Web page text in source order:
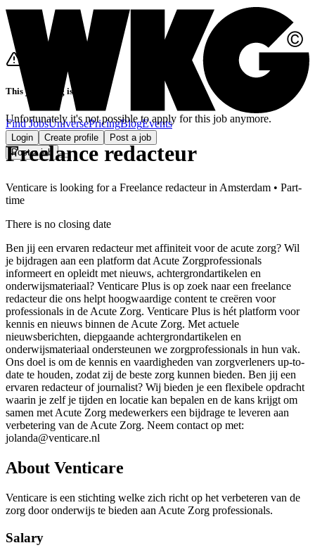
Find JobsUniversePricingBlogEvents
Login Create profile
Post a job
Post a job
This job listing is closed
Unfortunately it's not possible to apply for this job anymore.
Freelance redacteur
Venticare is looking fora Freelance redacteurin Amsterdam • Part-
time
There is no closing date
Ben jij een ervaren redacteur met affiniteit voor de acute zorg? Wil
je bijdragen aan een platform dat Acute Zorgprofessionals
informeert en opleidt met nieuws, achtergrondartikelen en
onderwijsmateriaal? Venticare Plus is op zoek naar een freelance
redacteur die ons helpt hoogwaardige content te creëren voor
professionals in de Acute Zorg. Venticare Plus is hét platform voor
kennis en nieuws binnen de Acute Zorg. Met actuele
nieuwsberichten, diepgaande achtergrondartikelen en
onderwijsmateriaal ondersteunen we zorgprofessionals in hun vak.
Ons doel is om de kennis en vaardigheden van zorgverleners up-to-
date te houden, zodat zij de beste zorg kunnen bieden. Ben jij een
ervaren redacteur of journalist? Wij bieden je een flexibele opdracht
waarin je zelf je tijden en locatie kan bepalen en de kans krijgt om
samen met Acute Zorg medewerkers een bijdrage te leveren aan
verbetering van de Acute Zorg. Neem contact op met:
jolanda@venticare.nl
About Venticare
Venticare is een stichting welke zich richt op het verbeteren van de
zorg door onderwijs te bieden aan Acute Zorg professionals.
Salary